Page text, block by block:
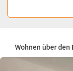
Wohnen über den